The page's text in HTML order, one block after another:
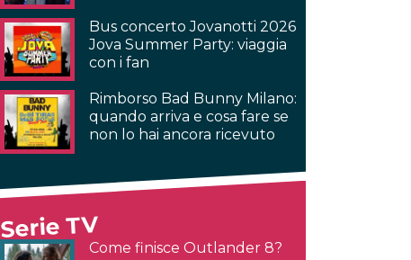
Bus concerto Jovanotti 2026
Jova Summer Party: viaggia
con i fan
Rimborso Bad Bunny Milano:
quando arriva e cosa fare se
non lo hai ancora ricevuto
Serie TV
Come finisce Outlander 8?